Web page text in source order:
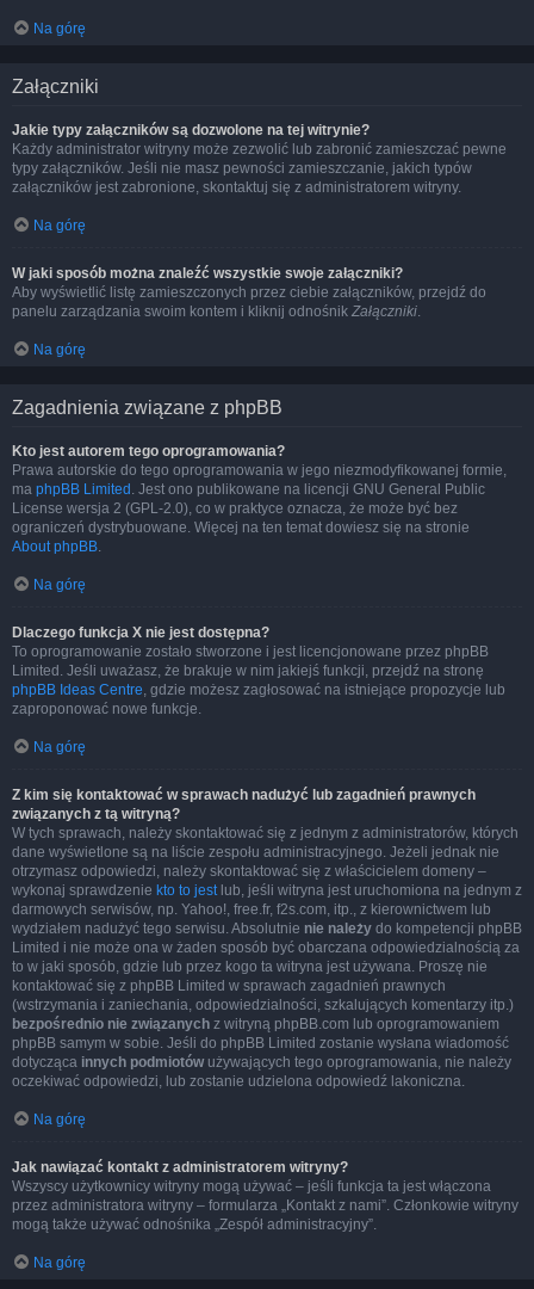
Na górę
Załączniki
Jakie typy załączników są dozwolone na tej witrynie?
Każdy administrator witryny może zezwolić lub zabronić zamieszczać pewne
typy załączników. Jeśli nie masz pewności zamieszczanie, jakich typów
załączników jest zabronione, skontaktuj się z administratorem witryny.
Na górę
W jaki sposób można znaleźć wszystkie swoje załączniki?
Aby wyświetlić listę zamieszczonych przez ciebie załączników, przejdź do
panelu zarządzania swoim kontem i kliknij odnośnik Załączniki.
Na górę
Zagadnienia związane z phpBB
Kto jest autorem tego oprogramowania?
Prawa autorskie do tego oprogramowania w jego niezmodyfikowanej formie,
ma phpBB Limited . Jest ono publikowane na licencji GNU General Public
License wersja 2 (GPL-2.0), co w praktyce oznacza, że może być bez
ograniczeń dystrybuowane. Więcej na ten temat dowiesz się na stronie
About phpBB.
Na górę
Dlaczego funkcja X nie jest dostępna?
To oprogramowanie zostało stworzone i jest licencjonowane przez phpBB
Limited. Jeśli uważasz, że brakuje w nim jakiejś funkcji, przejdź na stronę
phpBB Ideas Centre, gdzie możesz zagłosować na istniejące propozycje lub
zaproponować nowe funkcje.
Na górę
Z kim się kontaktować w sprawach nadużyć lub zagadnień prawnych
związanych z tą witryną?
W tych sprawach, należy skontaktować się z jednym z administratorów, których
dane wyświetlone są na liście zespołu administracyjnego. Jeżeli jednak nie
otrzymasz odpowiedzi, należy skontaktować się z właścicielem domeny –
wykonaj sprawdzenie kto to jestlub, jeśli witryna jest uruchomiona na jednym z
darmowych serwisów, np. Yahoo!, free.fr, f2s.com, itp., z kierownictwem lub
wydziałem nadużyć tego serwisu. Absolutnie nie należy do kompetencji phpBB
Limited i nie może ona w żaden sposób być obarczana odpowiedzialnością za
to w jaki sposób, gdzie lub przez kogo ta witryna jest używana. Proszę nie
kontaktować się z phpBB Limited w sprawach zagadnień prawnych
(wstrzymania i zaniechania, odpowiedzialności, szkalujących komentarzy itp.)
bezpośrednio nie związanych z witryną phpBB.com lub oprogramowaniem
phpBB samym w sobie. Jeśli do phpBB Limited zostanie wysłana wiadomość
dotycząca innych podmiotów używających tego oprogramowania, nie należy
oczekiwać odpowiedzi, lub zostanie udzielona odpowiedź lakoniczna.
Na górę
Jak nawiązać kontakt z administratorem witryny?
Wszyscy użytkownicy witryny mogą używać – jeśli funkcja ta jest włączona
przez administratora witryny – formularza „Kontakt z nami”. Członkowie witryny
mogą także używać odnośnika „Zespół administracyjny”.
Na górę